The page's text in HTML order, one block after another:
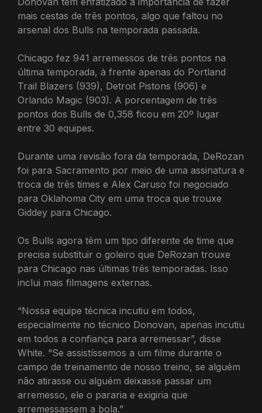
mais cestas de três pontos, algo que faltou no
arsenal dos Bulls na temporada passada.
Chicago fez 941 arremessos de três pontos na
última temporada, à frente apenas do Portland
Trail Blazers (939), Detroit Pistons (906) e
Orlando Magic (903). A porcentagem de três
pontos dos Bulls de 0,358 ficou em 20º lugar
entre 30 equipes.
Durante uma revisão fora da temporada, DeRozan
foi para Sacramento por meio de uma assinatura e
troca de três times e Alex Caruso foi negociado
para Oklahoma City em uma troca que trouxe
Giddey para Chicago.
Os Bulls agora têm um tipo diferente de time que
precisa substituir o goleiro que DeRozan trouxe
para Chicago nas últimas três temporadas. Isso
inclui mais filmagens externas.
“Nossa equipe técnica incutiu em todos,
especialmente no técnico Donovan, apenas incutiu
em todos a confiança para arremessar”, disse
White. “Se assistíssemos a um filme durante o
campo de treinamento de nosso treino, se alguém
não atirasse ou alguém deixasse passar um
arremesso, ele o pararia e exigiria que
arremessassem a bola.”